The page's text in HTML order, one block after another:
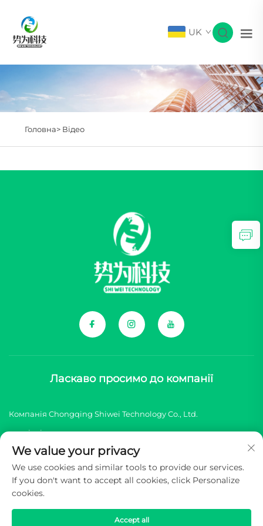
UK
Головна> Відео
Ласкаво просимо до компанії
Компанія Chongqing Shiwei Technology Co., Ltd.
спеціалізується на комплексних компонентах для
китайських брендів нових енергетичних транспортних
засобів (NEV).
We value your privacy
We use cookies and similar tools to provide our services.
If you don't want to accept all cookies, click Personalize
cookies.
Accept all